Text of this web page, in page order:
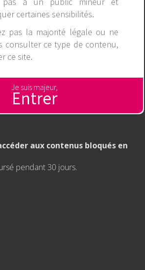
certaines sensibilités.
pas la majorité légale ou ne
consulter ce type de contenu,
ce site.
Je suis majeur,
Entrer
aux contenus bloqués en
pendant 30 jours.